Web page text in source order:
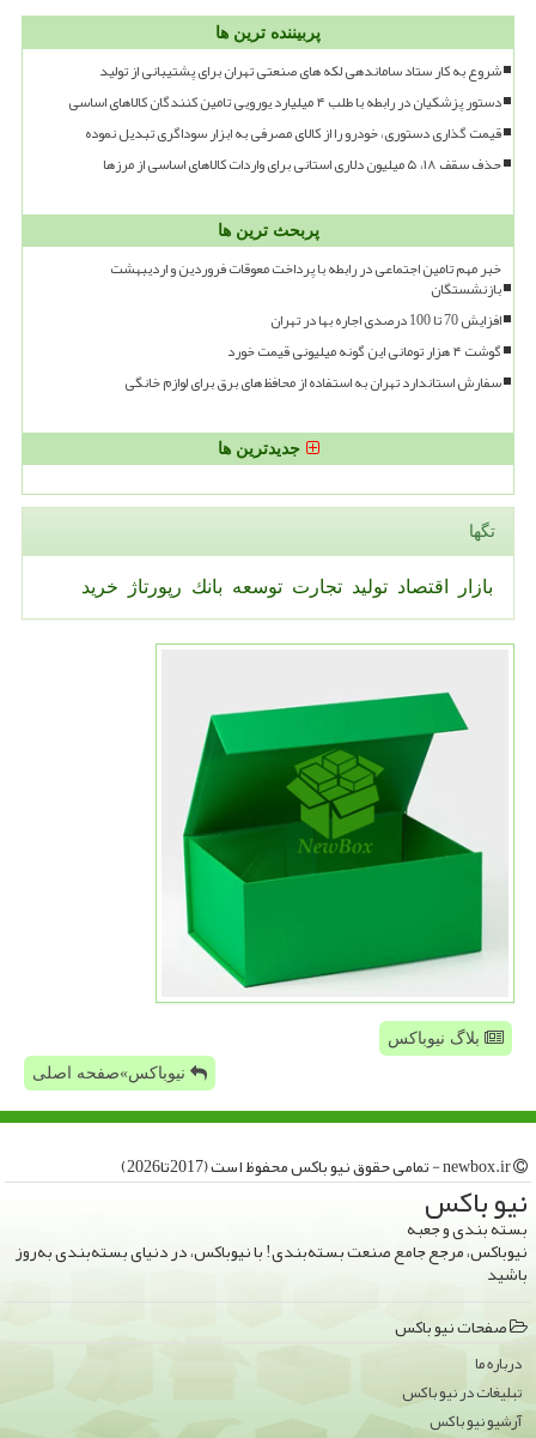
پربیننده ترین ها
شروع به کار ستاد ساماندهی لکه های صنعتی تهران برای پشتیبانی از تولید
دستور پزشکیان در رابطه با طلب ۴ میلیارد یورویی تامین کنندگان کالاهای اساسی
قیمت گذاری دستوری، خودرو را از کالای مصرفی به ابزار سوداگری تبدیل نموده
حذف سقف ۱۸، ۵ میلیون دلاری استانی برای واردات کالاهای اساسی از مرزها
پربحث ترین ها
خبر مهم تامین اجتماعی در رابطه با پرداخت معوقات فروردین و اردیبهشت
بازنشستگان
افزایش 70 تا 100 درصدی اجاره بها در تهران
گوشت ۴ هزار تومانی این گونه میلیونی قیمت خورد
سفارش استاندارد تهران به استفاده از محافظ های برق برای لوازم خانگی
جدیدترین ها
تگها
بازار اقتصاد تولید تجارت توسعه بانك رپورتاژ خرید
بلاگ نیوباکس
نیوباکس»صفحه اصلی
نیو باكس
بسته بندی و جعبه
نیوباکس، مرجع جامع صنعت بسته‌بندی! با نیوباکس، در دنیای بسته‌بندی به‌روز
باشید
صفحات نیو باكس
درباره ما
تبلیغات در نیو باكس
آرشیو نیو باكس